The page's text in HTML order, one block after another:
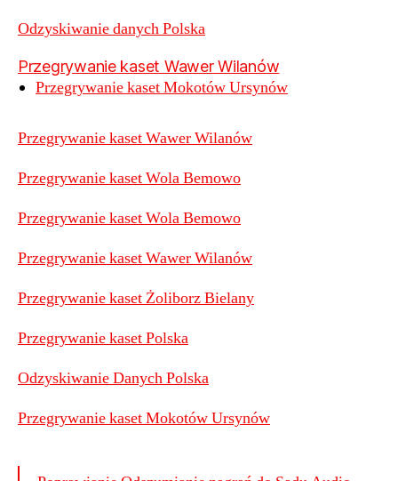
Odzyskiwanie danych Polska
Przegrywanie kaset Wawer Wilanów
Przegrywanie kaset Mokotów Ursynów
Przegrywanie kaset Wawer Wilanów
Przegrywanie kaset Wola Bemowo
Przegrywanie kaset Wola Bemowo
Przegrywanie kaset Wawer Wilanów
Przegrywanie kaset Żoliborz Bielany
Przegrywanie kaset Polska
Odzyskiwanie Danych Polska
Przegrywanie kaset Mokotów Ursynów